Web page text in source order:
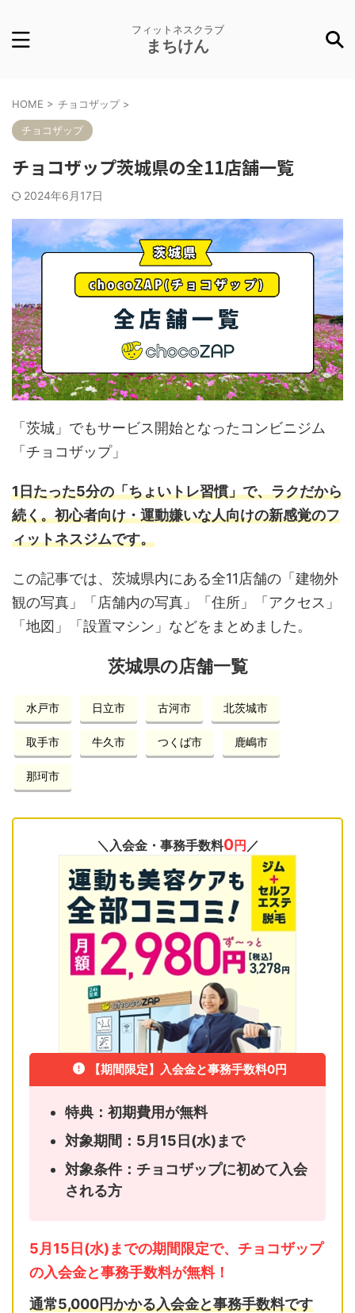
フィットネスクラブ
まちけん
HOME > チョコザップ >
チョコザップ
チョコザップ茨城県の全11店舗一覧
2024年6月17日
「茨城」でもサービス開始となったコンビニジム
「チョコザップ」
1日たった5分の「ちょいトレ習慣」で、ラクだから
続く。初心者向け・運動嫌いな人向けの新感覚のフ
ィットネスジムです。
この記事では、茨城県内にある全11店舗の「建物外
観の写真」「店舗内の写真」「住所」「アクセス」
「地図」「設置マシン」などをまとめました。
茨城県の店舗一覧
水戸市 日立市 古河市 北茨城市
取手市 牛久市 つくば市 鹿嶋市
那珂市
＼入会金・事務手数料0円 ／
【期間限定】入会金と事務手数料0円
特典：初期費用が無料
対象期間：5月15日(水)まで
対象条件：チョコザップに初めて入会
される方
5月15日(水)までの期間限定で、チョコザップ
の入会金と事務手数料が無料！
通常5,000円かかる入会金と事務手数料です